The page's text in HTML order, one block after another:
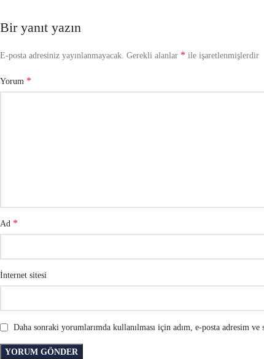
Bir yanıt yazın
E-posta adresiniz yayınlanmayacak. Gerekli alanlar * ile işaretlenmişlerdir
Yorum *
Ad *
İnternet sitesi
Daha sonraki yorumlarımda kullanılması için adım, e-posta adresim ve